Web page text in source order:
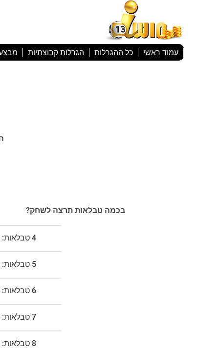
עמוד ראשי כל ההגרלות הגרלות קבוצתיות
בכמה טבלאות תרצה לשחק?
4 טבלאות:
5 טבלאות:
6 טבלאות:
7 טבלאות:
8 טבלאות: